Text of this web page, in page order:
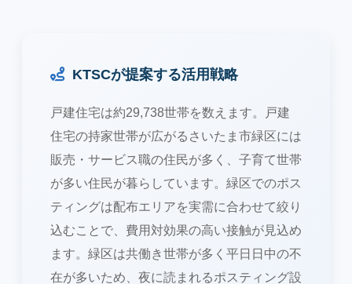
KTSCが提案する活用戦略
戸建住宅は約29,738世帯を数えます。戸建
住宅の持家世帯が広がるさいたま市緑区には
販売・サービス職の住民が多く、子育て世帯
が多い住民が暮らしています。緑区でのポス
ティングは配布エリアを実需に合わせて絞り
込むことで、費用対効果の高い接触が見込め
ます。緑区は共働き世帯が多く平日日中の不
在が多いため、夜に読まれるポスティング設